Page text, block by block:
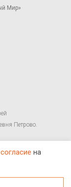
Мир»
Петрово.
согласие на